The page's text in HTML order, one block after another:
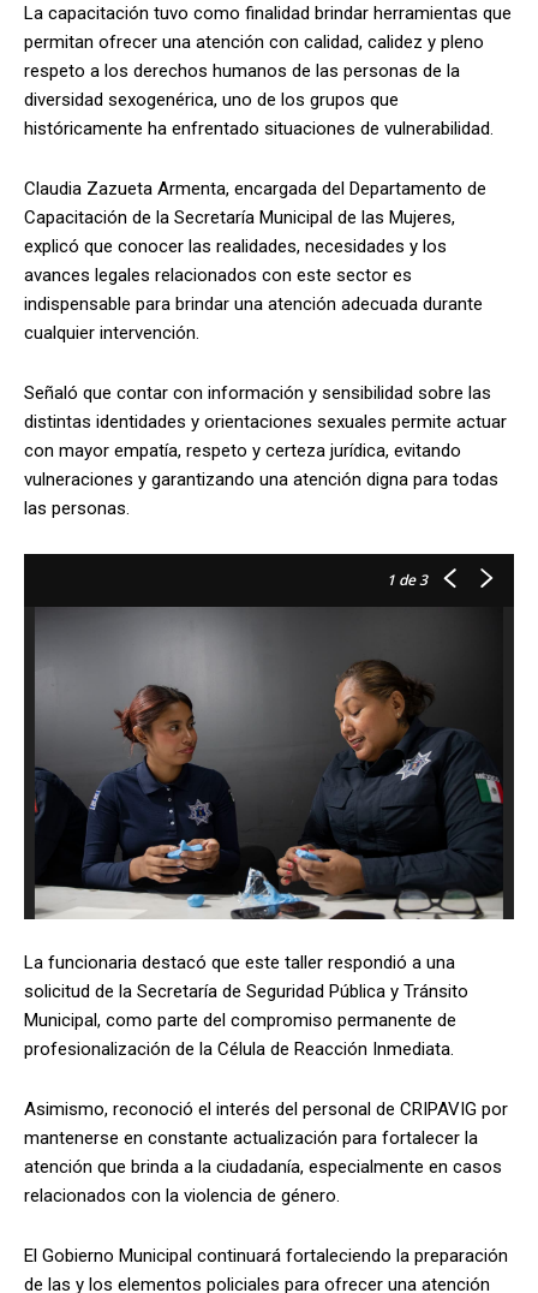
La capacitación tuvo como finalidad brindar herramientas que
permitan ofrecer una atención con calidad, calidez y pleno
respeto a los derechos humanos de las personas de la
diversidad sexogenérica, uno de los grupos que
históricamente ha enfrentado situaciones de vulnerabilidad.
Claudia Zazueta Armenta, encargada del Departamento de
Capacitación de la Secretaría Municipal de las Mujeres,
explicó que conocer las realidades, necesidades y los
avances legales relacionados con este sector es
indispensable para brindar una atención adecuada durante
cualquier intervención.
Señaló que contar con información y sensibilidad sobre las
distintas identidades y orientaciones sexuales permite actuar
con mayor empatía, respeto y certeza jurídica, evitando
vulneraciones y garantizando una atención digna para todas
las personas.
1 de 3
La funcionaria destacó que este taller respondió a una
solicitud de la Secretaría de Seguridad Pública y Tránsito
Municipal, como parte del compromiso permanente de
profesionalización de la Célula de Reacción Inmediata.
Asimismo, reconoció el interés del personal de CRIPAVIG por
mantenerse en constante actualización para fortalecer la
atención que brinda a la ciudadanía, especialmente en casos
relacionados con la violencia de género.
El Gobierno Municipal continuará fortaleciendo la preparación
de las y los elementos policiales para ofrecer una atención